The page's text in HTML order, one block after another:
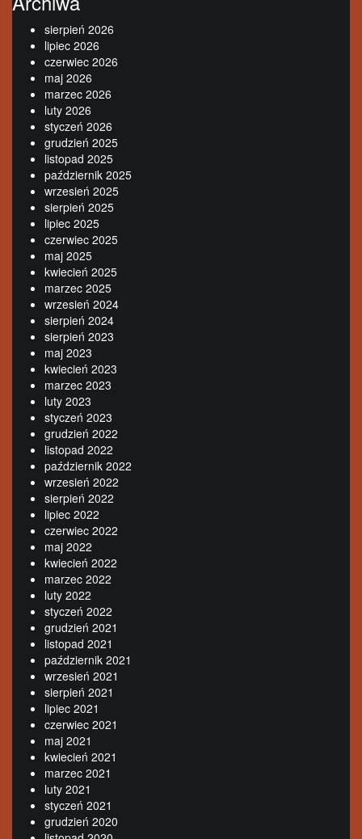
sierpień 2026
lipiec 2026
czerwiec 2026
maj 2026
marzec 2026
luty 2026
styczeń 2026
grudzień 2025
listopad 2025
październik 2025
wrzesień 2025
sierpień 2025
lipiec 2025
czerwiec 2025
maj 2025
kwiecień 2025
marzec 2025
wrzesień 2024
sierpień 2024
sierpień 2023
maj 2023
kwiecień 2023
marzec 2023
luty 2023
styczeń 2023
grudzień 2022
listopad 2022
październik 2022
wrzesień 2022
sierpień 2022
lipiec 2022
czerwiec 2022
maj 2022
kwiecień 2022
marzec 2022
luty 2022
styczeń 2022
grudzień 2021
listopad 2021
październik 2021
wrzesień 2021
sierpień 2021
lipiec 2021
czerwiec 2021
maj 2021
kwiecień 2021
marzec 2021
luty 2021
styczeń 2021
grudzień 2020